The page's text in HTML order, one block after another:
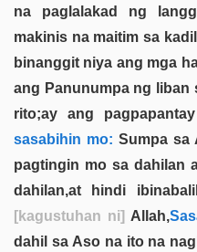
na paglalakad ng
makinis na maitim sa
binanggit niya ang mga
ang Panunumpa ng liban
rito;ay ang
sasabihin mo: Sumpa sa
pagtingin mo sa dahilan
dahilan,at hindi
[kagustuhan ni] Allah,
dahil sa Aso na ito na